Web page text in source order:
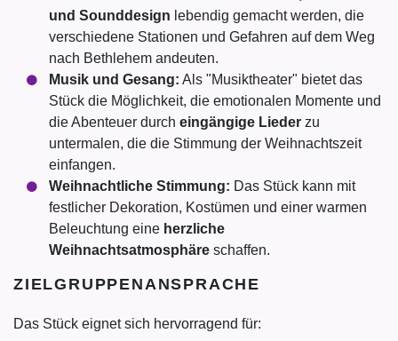
und Sounddesign lebendig gemacht werden, die
verschiedene Stationen und Gefahren auf dem Weg
nach Bethlehem andeuten.
Musik und Gesang: Als "Musiktheater" bietet das
Stück die Möglichkeit, die emotionalen Momente und
die Abenteuer durch eingängige Lieder zu
untermalen, die die Stimmung der Weihnachtszeit
einfangen.
Weihnachtliche Stimmung: Das Stück kann mit
festlicher Dekoration, Kostümen und einer warmen
Beleuchtung eine herzliche
Weihnachtsatmosphäre schaffen.
ZIELGRUPPENANSPRACHE
Das Stück eignet sich hervorragend für: